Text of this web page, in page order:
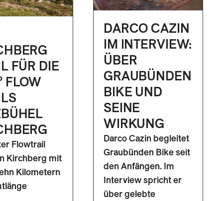
FÜR DIE
FLOW
Flowtrail
Kirchberg mit
Kilometern
DARCO CAZIN
IM INTERVIEW:
ÜBER
GRAUBÜNDEN
BIKE UND
SEINE
WIRKUNG
Darco Cazin begleitet
Graubünden Bike seit
den Anfängen. Im
Interview spricht er
über gelebte